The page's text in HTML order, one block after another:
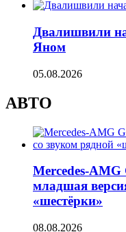
Двалишвили
Яном
05.08.2026
АВТО
Mercedes-
младшая
«шестёрки»
08.08.2026